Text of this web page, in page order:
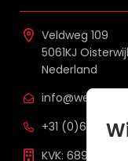
Veldweg 109
5061KJ
Nederland
info@welzh.nl
+31 (0)6 26 51
KVK: 68977387